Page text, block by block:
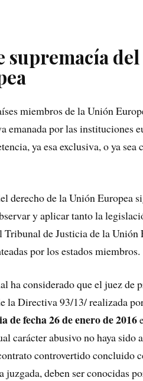
del
miembros de la Unión
por las instituciones
ya esa exclusiva, o ya
derecho de la Unión Europea
y aplicar tanto la
de Justicia de la Unión
por los estados miembros.
ha considerado que el juez de
la Directiva 93/13/ realizada
de fecha 26 de enero de 2016
carácter abusivo no haya sido
controvertido concluido
juzgada, deben ser conocidas